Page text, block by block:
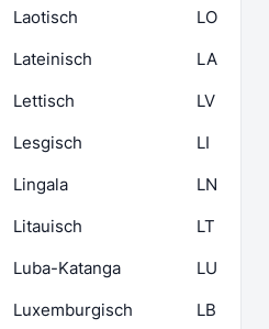
Laotisch
LO
Lateinisch
LA
Lettisch
LV
Lesgisch
LI
Lingala
LN
Litauisch
LT
Luba-Katanga
LU
Luxemburgisch
LB